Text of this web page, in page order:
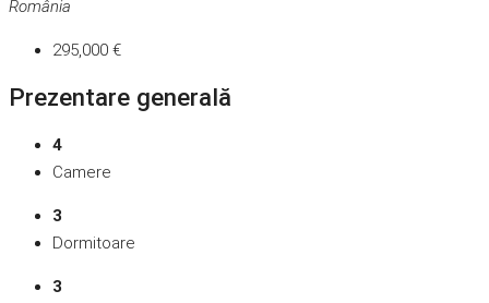
România
295,000 €
Prezentare generală
4
Camere
3
Dormitoare
3